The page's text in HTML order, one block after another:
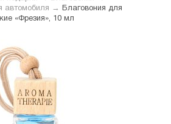
автомобиля →
Благовония для
«Фрезия», 10 мл